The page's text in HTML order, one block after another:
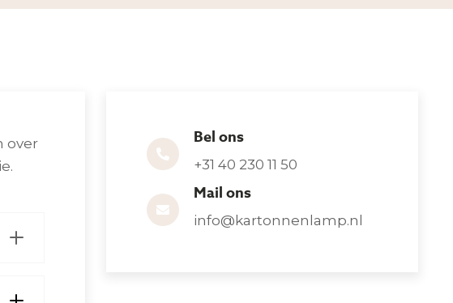
over
Bel ons
+31 40 230 11 50
Mail ons
info@kartonnenlamp.nl